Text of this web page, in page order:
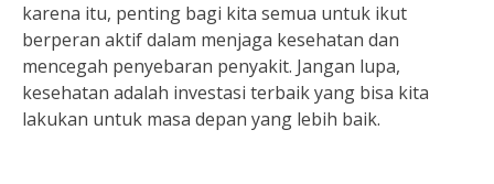
karena itu, penting bagi kita semua untuk ikut
berperan aktif dalam menjaga kesehatan dan
mencegah penyebaran penyakit. Jangan lupa,
kesehatan adalah investasi terbaik yang bisa kita
lakukan untuk masa depan yang lebih baik.